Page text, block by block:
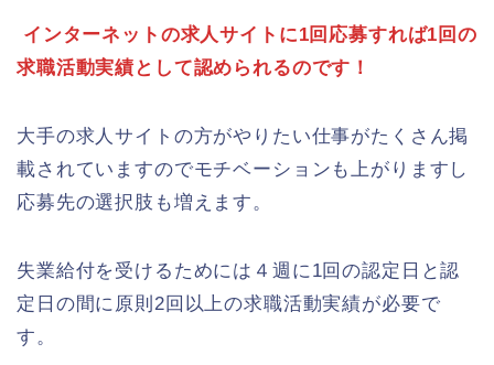
インターネットの求人サイトに1回応募すれば1回の
求職活動実績として認められるのです！
大手の求人サイトの方がやりたい仕事がたくさん掲
載されていますのでモチベーションも上がりますし
応募先の選択肢も増えます。
失業給付を受けるためには４週に1回の認定日と認
定日の間に原則2回以上の求職活動実績が必要で
す。